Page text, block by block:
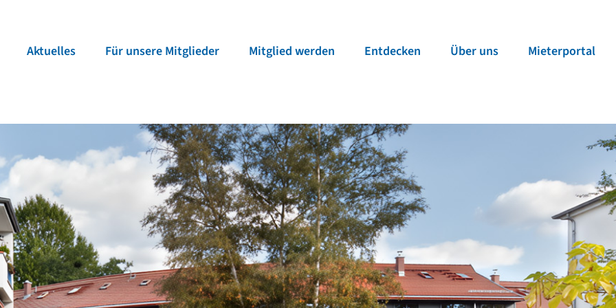
Aktu­elles Für unsere Mitglieder Mitglied werden Entde­cken Über uns Mieter­portal